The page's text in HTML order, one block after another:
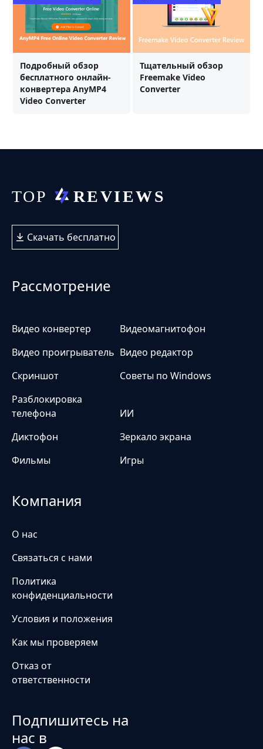
Подробный обзор
бесплатного онлайн-
конвертера AnyMP4
Video Converter
Тщательный обзор
Freemake Video
Converter
Скачать бесплатно
Рассмотрение
Видео конвертер
Видеомагнитофон
Видео проигрыватель Видео редактор
Скриншот
Советы по Windows
Разблокировка
телефона
ИИ
Диктофон
Зеркало экрана
Фильмы
Игры
Компания
О нас
Связаться с нами
Политика
конфиденциальности
Условия и положения
Как мы проверяем
Отказ от
ответственности
Подпишитесь на
нас в